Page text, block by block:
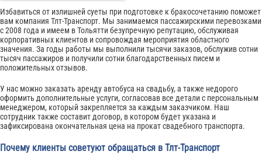
Избавиться от излишней суеты при подготовке к бракосочетанию поможет
вам компания Тлт-Транспорт. Мы занимаемся пассажирскими перевозками
с 2008 года и имеем в Тольятти безупречную репутацию, обслуживая
корпоративных клиентов и сопровождая мероприятия областного
значения. За годы работы мы выполнили тысячи заказов, обслужив сотни
тысяч пассажиров и получили сотни благодарственных писем и
положительных отзывов.
У нас можно заказать аренду автобуса на свадьбу, а также недорого
оформить дополнительные услуги, согласовав все детали с персональным
менеджером, который закрепляется за каждым заказчиком. Наш
сотрудник также составит договор, в котором будет указана и
зафиксирована окончательная цена на прокат свадебного транспорта.
Почему клиенты советуют обращаться в Тлт-Транспорт